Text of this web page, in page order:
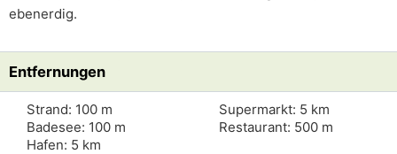
ebenerdig.
Entfernungen
Strand: 100 m
Badesee: 100 m
Hafen: 5 km
Supermarkt: 5 km
Restaurant: 500 m